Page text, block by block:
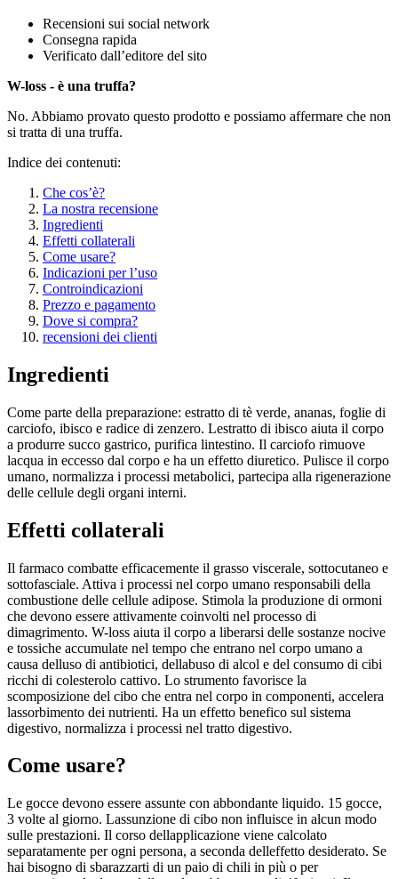
Recensioni sui social network
Consegna rapida
Verificato dall’editore del sito
W-loss - è una truffa?
No. Abbiamo provato questo prodotto e possiamo affermare che non
si tratta di una truffa.
Indice dei contenuti:
Che cos’è?
La nostra recensione
Ingredienti
Effetti collaterali
Come usare?
Indicazioni per l’uso
Controindicazioni
Prezzo e pagamento
Dove si compra?
recensioni dei clienti
Ingredienti
Come parte della preparazione: estratto di tè verde, ananas, foglie di
carciofo, ibisco e radice di zenzero. Lestratto di ibisco aiuta il corpo
a produrre succo gastrico, purifica lintestino. Il carciofo rimuove
lacqua in eccesso dal corpo e ha un effetto diuretico. Pulisce il corpo
umano, normalizza i processi metabolici, partecipa alla rigenerazione
delle cellule degli organi interni.
Effetti collaterali
Il farmaco combatte efficacemente il grasso viscerale, sottocutaneo e
sottofasciale. Attiva i processi nel corpo umano responsabili della
combustione delle cellule adipose. Stimola la produzione di ormoni
che devono essere attivamente coinvolti nel processo di
dimagrimento. W-loss aiuta il corpo a liberarsi delle sostanze nocive
e tossiche accumulate nel tempo che entrano nel corpo umano a
causa delluso di antibiotici, dellabuso di alcol e del consumo di cibi
ricchi di colesterolo cattivo. Lo strumento favorisce la
scomposizione del cibo che entra nel corpo in componenti, accelera
lassorbimento dei nutrienti. Ha un effetto benefico sul sistema
digestivo, normalizza i processi nel tratto digestivo.
Come usare?
Le gocce devono essere assunte con abbondante liquido. 15 gocce,
3 volte al giorno. Lassunzione di cibo non influisce in alcun modo
sulle prestazioni. Il corso dellapplicazione viene calcolato
separatamente per ogni persona, a seconda delleffetto desiderato. Se
hai bisogno di sbarazzarti di un paio di chili in più o per